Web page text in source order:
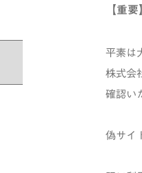
【重
平素は
株式会
確認い
偽サイ